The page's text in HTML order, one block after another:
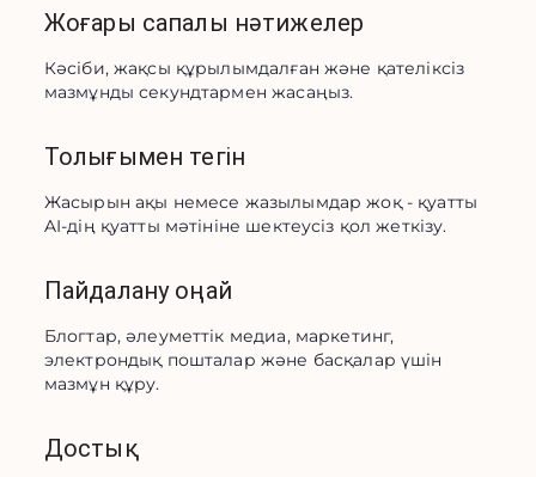
Жоғары сапалы нәтижелер
Кәсіби, жақсы құрылымдалған және қателіксіз
мазмұнды секундтармен жасаңыз.
Толығымен тегін
Жасырын ақы немесе жазылымдар жоқ - қуатты
AI-дің қуатты мәтініне шектеусіз қол жеткізу.
Пайдалану оңай
Блогтар, әлеуметтік медиа, маркетинг,
электрондық пошталар және басқалар үшін
мазмұн құру.
Достық